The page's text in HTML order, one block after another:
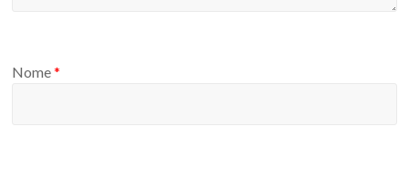
Nome*